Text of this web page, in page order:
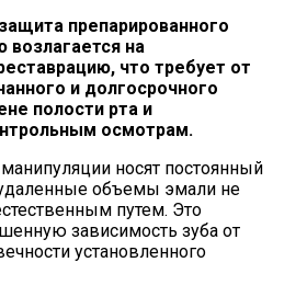
препарированного
возлагается на
что требует от
и долгосрочного
полости рта и
осмотрам.
носят постоянный
объемы эмали не
путем. Это
зависимость зуба от
установленного